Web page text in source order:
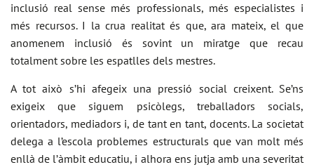
inclusió real sense més professionals, més especialistes i
més recursos. I la crua realitat és que, ara mateix, el que
anomenem inclusió és sovint un miratge que recau
totalment sobre les espatlles dels mestres.
A tot això s’hi afegeix una pressió social creixent. Se’ns
exigeix que siguem psicòlegs, treballadors socials,
orientadors, mediadors i, de tant en tant, docents. La societat
delega a l’escola problemes estructurals que van molt més
enllà de l’àmbit educatiu, i alhora ens jutja amb una severitat